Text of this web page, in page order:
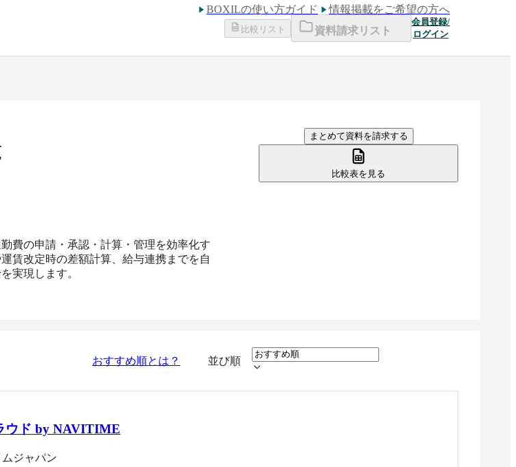
BOXILの使い方ガイド
情報掲載をご希望の方へ
比較リスト 資料請求リスト
会員登録/
ログイン
費の申請・承認・計算・管理を効率化す
賃改定時の差額計算、給与連携までを自
実現します。
まとめて資料を請求する
比較表を見る
おすすめ順とは？ 並び順
ウド by NAVITIME
ジャパン